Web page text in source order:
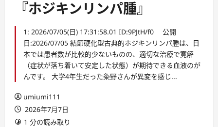
『ホジキンリンパ腫』
1: 2026/07/05(日) 17:31:58.01 ID:9PJtH/f0 公開
日:2026/07/05 結節硬化型古典的ホジキンリンパ腫は、日
本では患者数が比較的少ないものの、適切な治療で寛解
（症状が落ち着いて安定した状態）が期待できる血液のが
んです。 大学4年生だった粂野さんが異変を感じ...
umiumi111
2026年7月7日
1 分の読み取り